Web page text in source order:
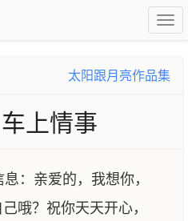
太阳跟月亮作品集
上情事
：亲爱的，我想你，
哦？祝你天天开心，